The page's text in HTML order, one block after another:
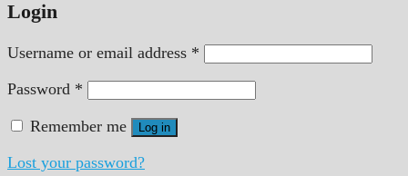
Login
Username or email address *
Password *
Remember me Log in
Lost your password?